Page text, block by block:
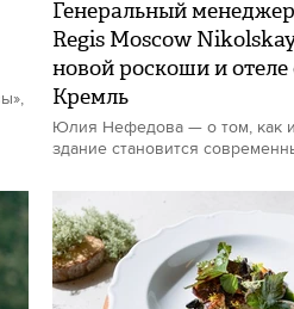
Генеральный
Regis Moscow
новой роскоши и
Кремль
Юлия Нефедова — о том, как
здание становится